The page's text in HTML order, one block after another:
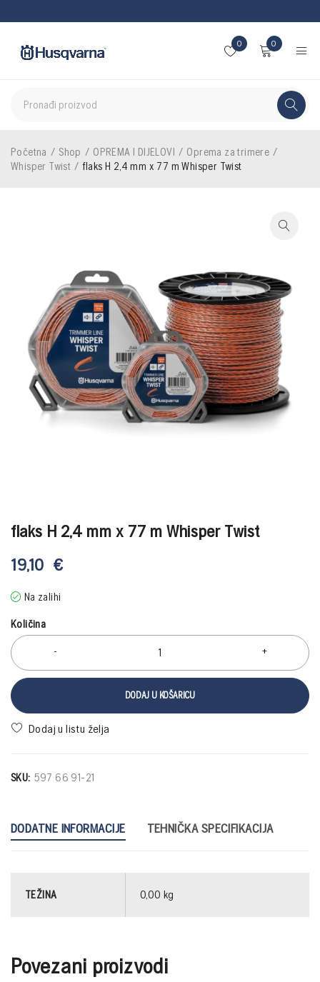
0 0
Početna / Shop / OPREMA I DIJELOVI / Oprema za trimere /
Whisper Twist / flaks H 2,4 mm x 77 m Whisper Twist
flaks H 2,4 mm x 77 m Whisper Twist
19,10 €
Na zalihi
Količina
DODAJ U KOŠARICU
SKU: 597 66 91-21
DODATNE INFORMACIJE TEHNIČKA SPECIFIKACIJA
TEŽINA 0,00 kg
Povezani proizvodi